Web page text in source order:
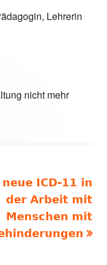
Lehrerin
nicht mehr
neue ICD-11 in
der Arbeit mit
Menschen mit